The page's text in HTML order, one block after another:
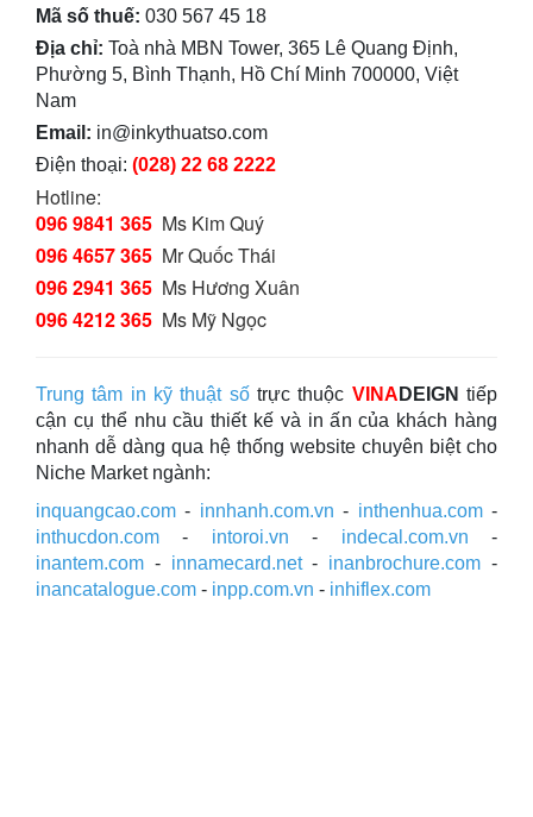
Mã số thuế: 030 567 45 18
Địa chỉ: Toà nhà MBN Tower, 365 Lê Quang Định,
Phường 5, Bình Thạnh, Hồ Chí Minh 700000, Việt
Nam
Email: in@inkythuatso.com
Điện thoại: (028) 22 68 2222
Hotline:
096 9841 365 Ms Kim Quý
096 4657 365 Mr Quốc Thái
096 2941 365 Ms Hương Xuân
096 4212 365 Ms Mỹ Ngọc
Trung tâm in kỹ thuật sốtrực thuộc VINA DEIGN tiếp
cận cụ thể nhu cầu thiết kế và in ấn của khách hàng
nhanh dễ dàng qua hệ thống website chuyên biệt cho
Niche Market ngành:
inquangcao.com - innhanh.com.vn - inthenhua.com-
inthucdon.com - intoroi.vn - indecal.com.vn -
inantem.com - innamecard.net- inanbrochure.com -
inancatalogue.com - inpp.com.vn - inhiflex.com